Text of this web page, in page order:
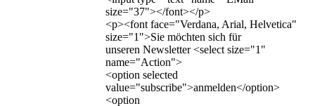
size="37"></font></p>
<p><font face="Verdana, Arial, Helvetica"
size="1">Sie möchten sich für
unseren Newsletter <select size="1"
name="Action">
<option selected
value="subscribe">anmelden</option>
<option